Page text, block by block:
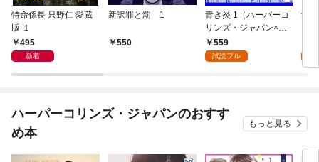
特命係長 只野仁 愛蔵
版 １
495
新着
新訳罪と罰 1
550
青き炎 1（ハーパーコ
リンズ・ジャパン×ア
ルト出版）
559
試読フル
愛
ハーパーコリンズ・ジャパンのおすす
め本
もっと見る